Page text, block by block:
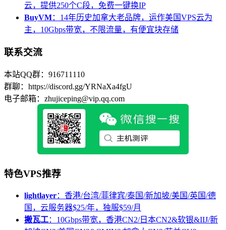
云，提供250个C段，免费一键换IP
BuyVM：14年历史加拿大老品牌，运作美国VPS云为
主，10Gbps带宽，不限流量，有便宜块存储
联系交流
本站QQ群：916711110
群聊：https://discord.gg/YRNaXa4fgU
电子邮箱：zhujiceping@vip.qq.com
特色VPS推荐
lightlayer：香港/台湾/菲律宾/泰国/新加坡/美国/英国/德
国，云服务器$25/年，独服$59/月
搬瓦工：10Gbps带宽，香港CN2/日本CN2&软银&IIJ/新